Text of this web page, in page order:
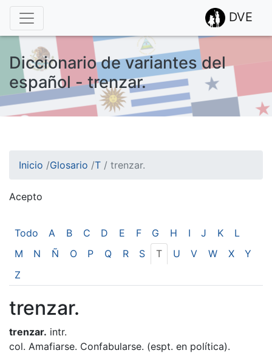
DVE
Diccionario de variantes del
español - trenzar.
Inicio /Glosario /T / trenzar.
Acepto
Todo A B C D E F G H I J K
L
M
N Ñ O P Q R S T U V W X
Y
Z
trenzar.
trenzar. intr.
col. Amafiarse. Confabularse. (espt. en política).